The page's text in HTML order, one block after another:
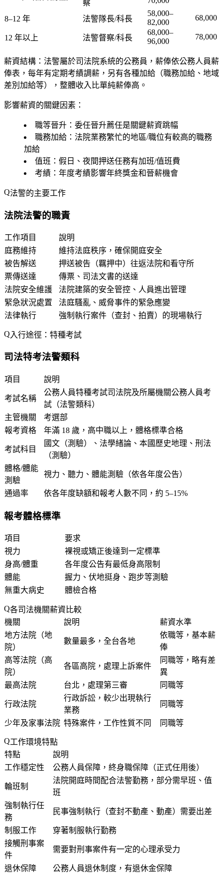
察
8–12 年 法警隊長/科長
58,000–
82,000
68,000
12 年以上 法警督察/科長
68,000–
96,000
78,000
薪資結構 ：法警屬於司法院系統的公務員，薪俸依公務人員薪
俸表，每年有定期考績調薪，另有各種加給（職務加給、地域
差別加給等），整體收入比單純薪俸高。
影響薪資的關鍵因素：
職等晉升 ：委任晉升薦任是關鍵薪資跳幅
職務加給 ：法院業務繁忙的地區/職位有較高的職務
加給
值班 ：假日、夜間押送任務有加班/值班費
考績 ：年度考績影響年終獎金和晉薪機會
法警的主要工作
法院法警的職責
工作項目
說明
庭務維持
維持法庭秩序，確保開庭安全
被告解送
押送被告（羈押中）往返法院和看守所
票傳送達
傳票、司法文書的送達
法院安全維護
法院建築的安全管控、人員進出管理
緊急狀況處置
法庭騷亂、威脅事件的緊急應變
法律執行
強制執行案件（查封、拍賣）的現場執行
入行途徑：特種考試
司法特考法警類科
項目 說明
考試名稱
公務人員特種考試司法院及所屬機關公務人員考
試（法警類科）
主管機關
考選部
報考資格
年滿 18 歲，高中職以上，體格標準合格
考試科目
國文（測驗）、法學緒論、本國歷史地理、刑法
（測驗）
體格/體能
測驗
視力、聽力、體能測驗（依各年度公告）
通過率 依各年度缺額和報考人數不同，約 5–15%
報考體格標準
項目
要求
視力
裸視或矯正後達到一定標準
身高/體重
各年度公告有最低身高限制
體能
握力、伏地挺身、跑步等測驗
無重大病史
體檢合格
各司法機關薪資比較
機關
說明
薪資水準
地方法院（地
院）
數量最多，全台各地
依職等，基本薪
俸
高等法院（高
院）
各區高院，處理上訴案件
同職等，略有差
異
最高法院
台北，處理第三審 同職等
行政法院
行政訴訟，較少出現執行
業務
同職等
少年及家事法院 特殊案件，工作性質不同 同職等
工作環境特點
特點
說明
工作穩定性
公務人員保障，終身職保障（正式任用後）
輪班制
法院開庭時間配合法警勤務，部分需早班、值
班
強制執行任
務
民事強制執行（查封不動產、動產）需要出差
制服工作
穿著制服執行勤務
接觸刑事案
件
需要對刑事案件有一定的心理承受力
退休保障 公務人員退休制度，有退休金保障